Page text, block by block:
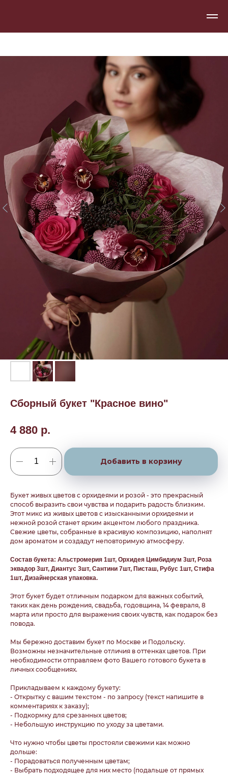
Сборный букет "Красное вино"
4 880 р.
Добавить в корзину
Букет живых цветов с орхидеями и розой - это прекрасный
способ выразить свои чувства и подарить радость близким.
Этот микс из живых цветов с изысканными орхидеями и
нежной розой станет ярким акцентом любого праздника.
Свежие цветы, собранные в красивую композицию, наполнят
дом ароматом и создадут неповторимую атмосферу.
Состав букета: Альстромерия 1шт, Орхидея Цимбидиум 3шт, Роза
эквадор 3шт, Диантус 3шт, Сантини 7шт, Писташ, Рубус 1шт, Стифа
1шт, Дизайнерская упаковка.
Этот букет будет отличным подарком для важных событий,
таких как день рождения, свадьба, годовщина, 14 февраля, 8
марта или просто для выражения своих чувств, как подарок без
повода.
Мы бережно доставим букет по Москве и Подольску.
Возможны незначительные отличия в оттенках цветов. При
необходимости отправляем фото Вашего готового букета в
личных сообщениях.
Прикладываем к каждому букету:
- Открытку с вашим текстом - по запросу (текст напишите в
комментариях к заказу);
- Подкормку для срезанных цветов;
- Небольшую инструкцию по уходу за цветами.
Что нужно чтобы цветы простояли свежими как можно
дольше:
- Порадоваться полученным цветам;
- Выбрать подходящее для них место (подальше от прямых